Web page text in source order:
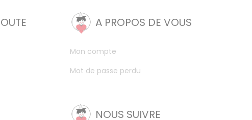
A PROPOS DE VOUS
Mon compte
Mot de passe perdu
NOUS SUIVRE